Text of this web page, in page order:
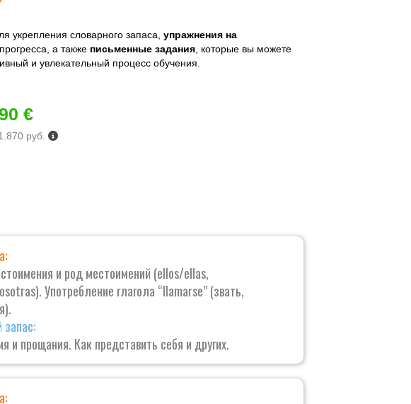
укрепления словарного запаса, упражнения на
а также письменные задания , которые вы можете
и увлекательный процесс обучения.
€
руб.
и род местоимений (ellos/ellas,
Употребление глагола “llamarse” (звать,
и прощания. Как представить себя и других.